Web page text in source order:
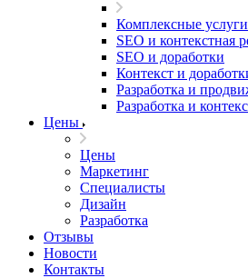
Комплексные услуги
SEO и контекстная
SEO и доработки
Контекст и
Разработка и
Разработка и
Цены
Цены
Маркетинг
Специалисты
Дизайн
Разработка
Отзывы
Новости
Контакты